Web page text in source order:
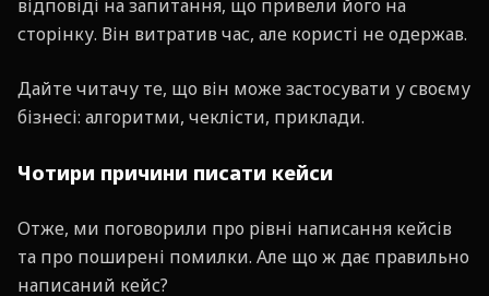
відповіді на запитання, що привели його на
сторінку. Він витратив час, але користі не одержав.
Дайте читачу те, що він може застосувати у своєму
бізнесі: алгоритми, чеклісти, приклади.
Чотири причини писати кейси
Отже, ми поговорили про рівні написання кейсів
та про поширені помилки. Але що ж дає правильно
написаний кейс?